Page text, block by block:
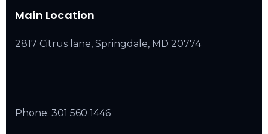
Main Location
2817 Citrus lane, Springdale, MD 20774
Phone: 301 560 1446